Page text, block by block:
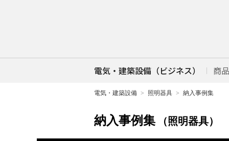
電気・建築設備（ビジネス） 商
電気・建築設備 照明器具 納入事例集
納入事例集 （照明器具）